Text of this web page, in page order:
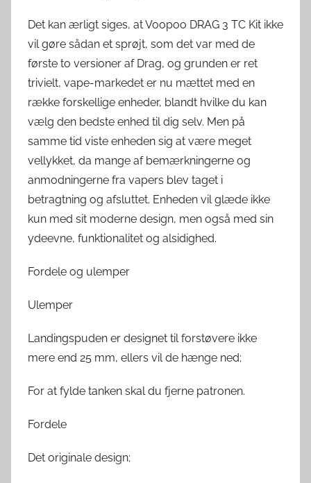
Det kan ærligt siges, at Voopoo DRAG 3 TC Kit ikke
vil gøre sådan et sprøjt, som det var med de
første to versioner af Drag, og grunden er ret
trivielt, vape-markedet er nu mættet med en
række forskellige enheder, blandt hvilke du kan
vælg den bedste enhed til dig selv. Men på
samme tid viste enheden sig at være meget
vellykket, da mange af bemærkningerne og
anmodningerne fra vapers blev taget i
betragtning og afsluttet. Enheden vil glæde ikke
kun med sit moderne design, men også med sin
ydeevne, funktionalitet og alsidighed.
Fordele og ulemper
Ulemper
Landingspuden er designet til forstøvere ikke
mere end 25 mm, ellers vil de hænge ned;
For at fylde tanken skal du fjerne patronen.
Fordele
Det originale design;